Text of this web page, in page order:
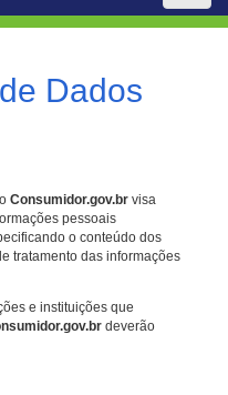
Dados
Consumidor.gov.br visa
pessoais
o conteúdo dos
tratamento das informações
e instituições que
deverão